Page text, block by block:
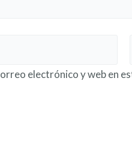
electrónico y web en